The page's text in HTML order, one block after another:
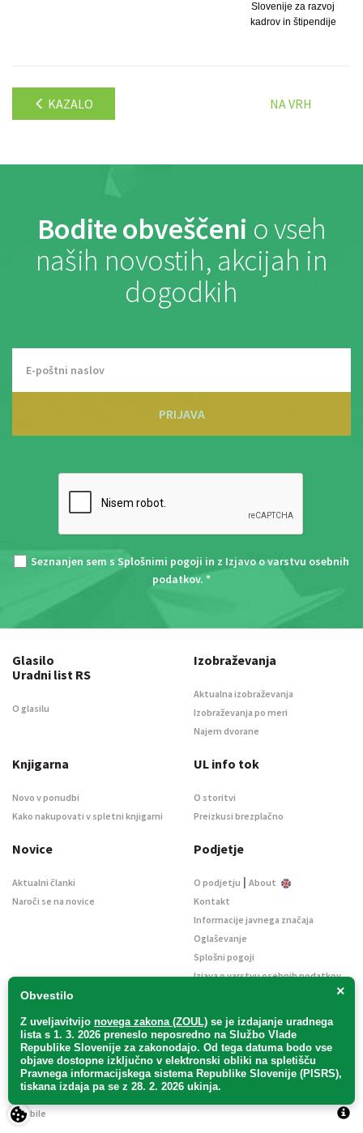
Slovenije za razvoj
kadrov in štipendije
KAZALO NA VRH
Bodite obveščeni o vseh
naših novostih, akcijah in
dogodkih
PRIJAVA
Seznanjen sem s Splošnimi pogoji in z Izjavo o varstvu osebnih
podatkov. *
×
Obvestilo
Z uveljavitvijo novega zakona (ZOUL) se je izdajanje uradnega
lista s 1. 3. 2026 preneslo neposredno na Službo Vlade
Republike Slovenije za zakonodajo. Od tega datuma bodo vse
objave dostopne izključno v elektronski obliki na spletišču
Pravnega informacijskega sistema Republike Slovenije (PISRS),
tiskana izdaja pa se z 28. 2. 2026 ukinja.
Glasilo
Uradni list RS
O glasilu
Izobraževanja
Aktualna izobraževanja
Izobraževanja po meri
Najem dvorane
Knjigarna
Novo v ponudbi
Kako nakupovati v spletni knjigarni
UL info tok
O storitvi
Preizkusi brezplačno
Novice
Aktualni članki
Naroči se na novice
Podjetje
O podjetju | About
Kontakt
Informacije javnega značaja
Oglaševanje
Splošni pogoji
Izjava o varstvu osebnih podatkov
Uradni list d. o. o. – v likvidaciji / Vse pravice pridržane.
2Mobile